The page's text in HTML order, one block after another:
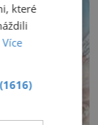
které
Více
(1616)